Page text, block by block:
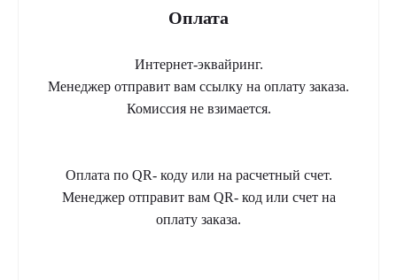
Оплата
Интернет-эквайринг.
Менеджер отправит вам ссылку на оплату заказа.
Комиссия не взимается.
Оплата по QR- коду или на расчетный счет.
Менеджер отправит вам QR- код или счет на
оплату заказа.